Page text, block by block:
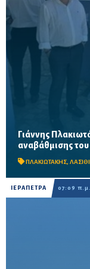
Γιάννης
αναβάθμισης του
ΠΛΑΚΙΩΤΑΚΗΣ, ΛΑΣΙΘΙ
Οι παρεμβάσεις
αναμένεται να
Προβλέπονται
ΙΕΡΑΠΕΤΡΑ 07:09